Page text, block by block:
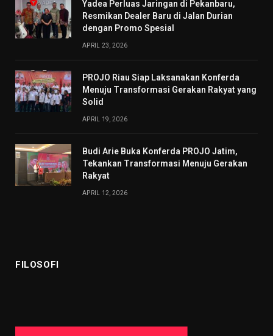
Yadea Perluas Jaringan di Pekanbaru,
Resmikan Dealer Baru di Jalan Durian
dengan Promo Spesial
APRIL 23, 2026
PROJO Riau Siap Laksanakan Konferda
Menuju Transformasi Gerakan Rakyat yang
Solid
APRIL 19, 2026
Budi Arie Buka Konferda PROJO Jatim,
Tekankan Transformasi Menuju Gerakan
Rakyat
APRIL 12, 2026
FILOSOFI